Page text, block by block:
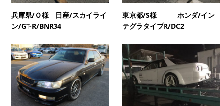
兵庫県/Ｏ様 日産/スカイライ
ン/GT-R/BNR34
東京都/S様 ホンダ/イン
テグラタイプR/DC2